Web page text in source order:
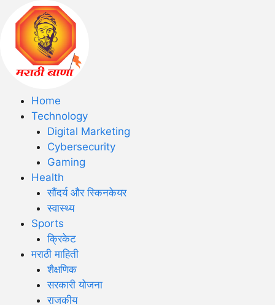
Home
Technology
Digital Marketing
Cybersecurity
Gaming
Health
सौंदर्य और स्किनकेयर
स्वास्थ्य
Sports
क्रिकेट
मराठी माहिती
शैक्षणिक
सरकारी योजना
राजकीय